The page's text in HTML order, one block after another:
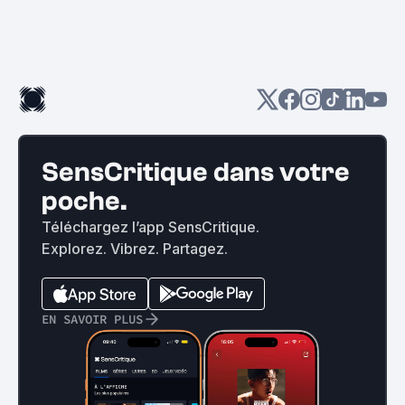
SensCritique dans votre
poche.
Téléchargez l’app SensCritique.
Explorez. Vibrez. Partagez.
EN SAVOIR PLUS